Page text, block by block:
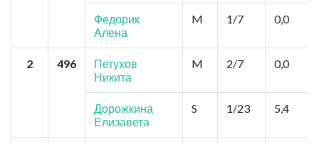
Федорик
Алена
M 1/7 0,0
2 496
Петухов
Никита
M 2/7 0,0
Дорожкина
Елизавета
S 1/23 5,4